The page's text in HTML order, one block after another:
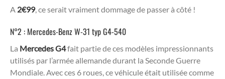
A 2€99, ce serait vraiment dommage de passer à côté !
N°2 : Mercedes-Benz W-31 typ G4-540
La Mercedes G4fait partie de ces modèles impressionnants
utilisés par l’armée allemande durant la Seconde Guerre
Mondiale. Avec ces 6 roues, ce véhicule était utilisée comme